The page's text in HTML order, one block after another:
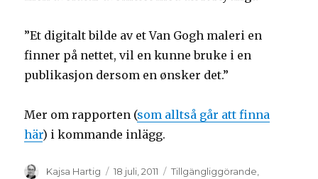
”Et digitalt bilde av et Van Gogh maleri en
finner på nettet, vil en kunne bruke i en
publikasjon dersom en ønsker det.”
Mer om rapporten (som alltså går att finna
här) i kommande inlägg.
Författare
Kajsa Hartig Postat
18 juli, 2011 Kategorier
Tillgängliggörande